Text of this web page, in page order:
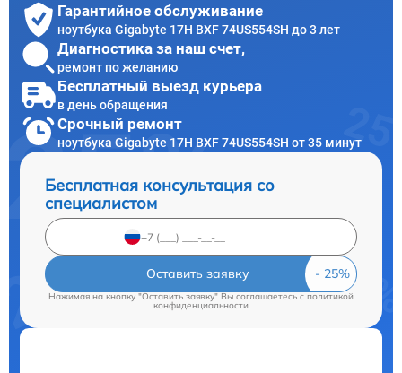
Гарантийное обслуживание
ноутбука Gigabyte 17H BXF 74US554SH до 3 лет
Диагностика за наш счет,
ремонт по желанию
Бесплатный выезд курьера
в день обращения
Срочный ремонт
ноутбука Gigabyte 17H BXF 74US554SH от 35 минут
Бесплатная консультация со
специалистом
Оставить заявку
Нажимая на кнопку "Оставить заявку" Вы соглашаетесь cполитикой
конфиденциальности